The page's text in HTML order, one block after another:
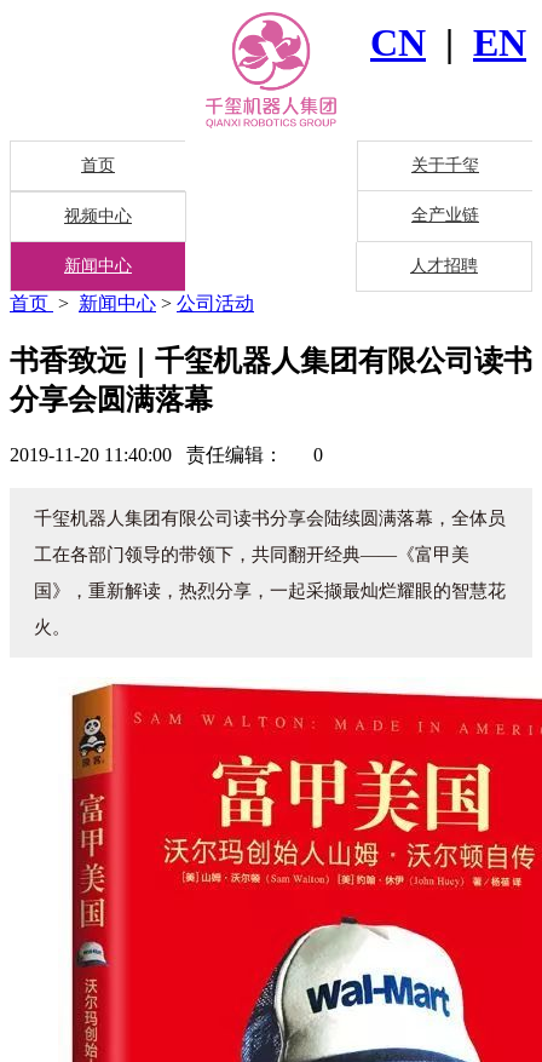
CN | EN
首页 关于千玺
视频中心 全产业链
新闻中心 人才招聘
首页 > 新闻中心 > 公司活动
书香致远｜千玺机器人集团有限公司读书
分享会圆满落幕
2019-11-20 11:40:00 责任编辑： 0
千玺机器人集团有限公司读书分享会陆续圆满落幕，全体员
工在各部门领导的带领下，共同翻开经典——《富甲美
国》，重新解读，热烈分享，一起采撷最灿烂耀眼的智慧花
火。